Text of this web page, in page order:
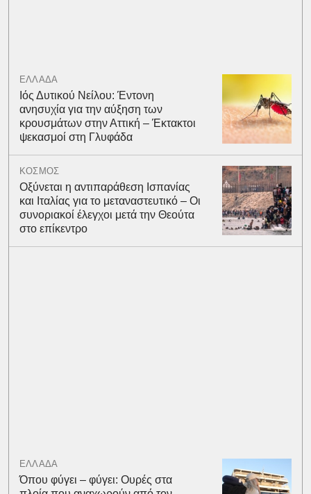
ΕΛΛΑΔΑ
Ιός Δυτικού Νείλου: Έντονη
ανησυχία για την αύξηση των
κρουσμάτων στην Αττική – Έκτακτοι
ψεκασμοί στη Γλυφάδα
ΚΟΣΜΟΣ
Οξύνεται η αντιπαράθεση Ισπανίας
και Ιταλίας για το μεταναστευτικό – Οι
συνοριακοί έλεγχοι μετά την Θεούτα
στο επίκεντρο
ΕΛΛΑΔΑ
Όπου φύγει – φύγει: Ουρές στα